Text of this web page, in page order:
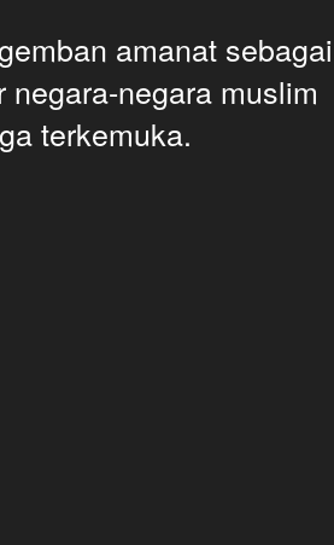
amanat sebagai
negara muslim
terkemuka.